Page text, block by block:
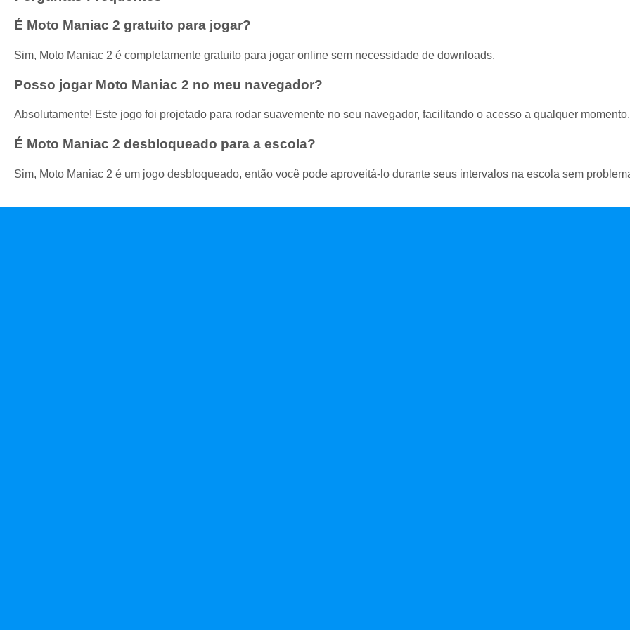
É Moto Maniac 2 gratuito para jogar?
Sim, Moto Maniac 2 é completamente gratuito para jogar online sem necessidade de downloads.
Posso jogar Moto Maniac 2 no meu navegador?
Absolutamente! Este jogo foi projetado para rodar suavemente no seu navegador, facilitando o acesso a qualquer momento.
É Moto Maniac 2 desbloqueado para a escola?
Sim, Moto Maniac 2 é um jogo desbloqueado, então você pode aproveitá-lo durante seus intervalos na escola sem